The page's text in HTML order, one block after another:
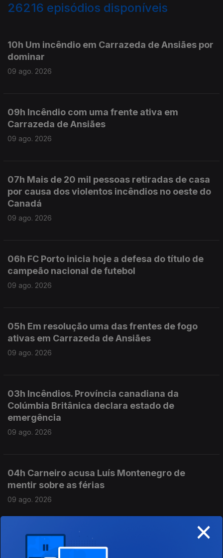
26216 episódios disponíveis
10h Um incêndio em Carrazeda de Ansiães por
dominar
09 ago. 2026
09h Incêndio com uma frente ativa em
Carrazeda de Ansiães
09 ago. 2026
07h Mais de 20 mil pessoas retiradas de casa
por causa dos violentos incêndios no oeste do
Canadá
09 ago. 2026
06h FC Porto inicia hoje a defesa do título de
campeão nacional de futebol
09 ago. 2026
05h Em resolução uma das frentes de fogo
ativas em Carrazeda de Ansiães
09 ago. 2026
03h Incêndios. Província canadiana da
Colúmbia Britânica declara estado de
emergência
09 ago. 2026
04h Carneiro acusa Luís Montenegro de
mentir sobre as férias
09 ago. 2026
02h Polícia canadiana investiga possível
morte nos incêndios
×